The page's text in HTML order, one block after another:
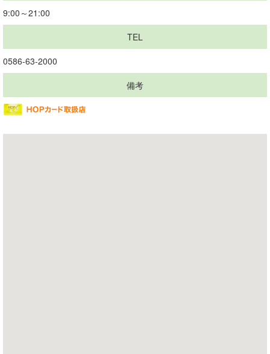
9:00～21:00
TEL
0586-63-2000
備考